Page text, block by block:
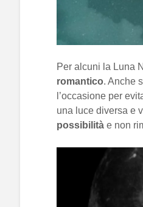
Per alcuni la Luna
romantico. Anche
l’occasione per
una luce diversa e
possibilità e non